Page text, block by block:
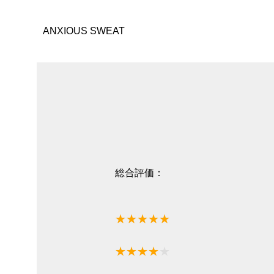
ANXIOUS SWEAT
総合評価：